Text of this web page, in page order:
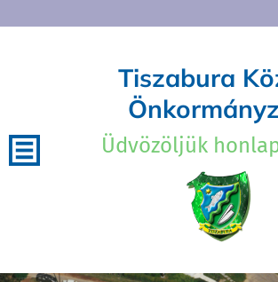
Tiszabura
Üdvözöljük